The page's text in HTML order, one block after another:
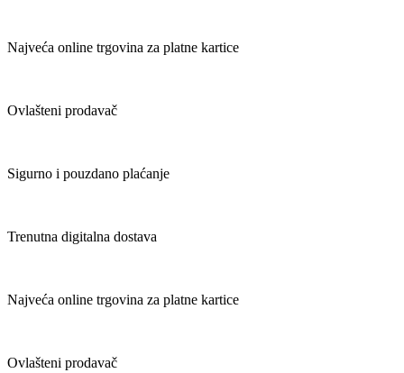
Najveća online trgovina za platne kartice
Ovlašteni prodavač
Sigurno i pouzdano plaćanje
Trenutna digitalna dostava
Najveća online trgovina za platne kartice
Ovlašteni prodavač